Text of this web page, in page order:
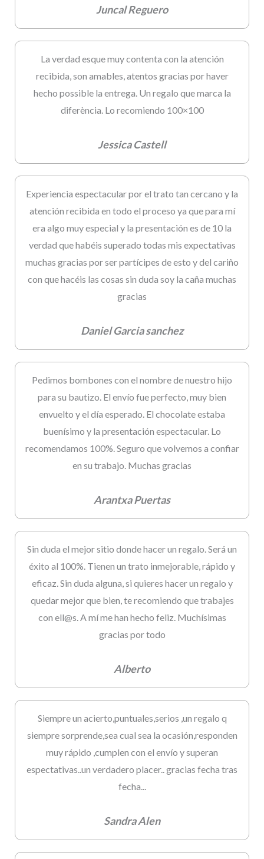
Juncal Reguero
La verdad esque muy contenta con la atención
recibida, son amables, atentos gracias por haver
hecho possible la entrega. Un regalo que marca la
diferència. Lo recomiendo 100×100
Jessica Castell
Experiencia espectacular por el trato tan cercano y la
atención recibida en todo el proceso ya que para mí
era algo muy especial y la presentación es de 10 la
verdad que habéis superado todas mis expectativas
muchas gracias por ser partícipes de esto y del cariño
con que hacéis las cosas sin duda soy la caña muchas
gracias
Daniel Garcia sanchez
Pedimos bombones con el nombre de nuestro hijo
para su bautizo. El envío fue perfecto, muy bien
envuelto y el día esperado. El chocolate estaba
buenísimo y la presentación espectacular. Lo
recomendamos 100%. Seguro que volvemos a confiar
en su trabajo. Muchas gracias
Arantxa Puertas
Sin duda el mejor sitio donde hacer un regalo. Será un
éxito al 100%. Tienen un trato inmejorable, rápido y
eficaz. Sin duda alguna, si quieres hacer un regalo y
quedar mejor que bien, te recomiendo que trabajes
con ell@s. A mí me han hecho feliz. Muchísimas
gracias por todo
Alberto
Siempre un acierto,puntuales,serios ,un regalo q
siempre sorprende,sea cual sea la ocasión,responden
muy rápido ,cumplen con el envío y superan
espectativas..un verdadero placer.. gracias fecha tras
fecha...
Sandra Alen